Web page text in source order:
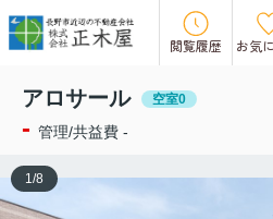
閲覧履歴 お気
この物件の募集は終
アロサール 空室0
- 管理/共益費 -
1/8